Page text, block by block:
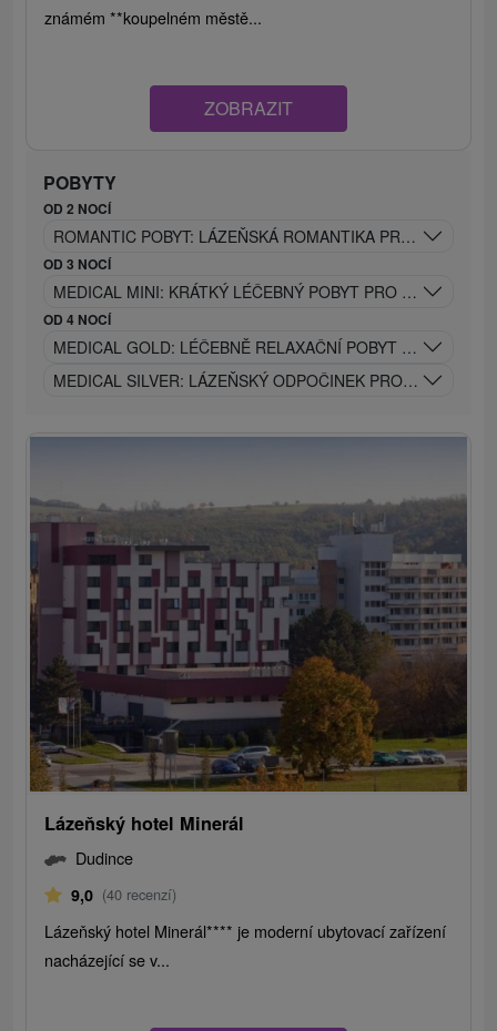
známém **koupelném městě...
ZOBRAZIT
POBYTY
OD 2 NOCÍ
ROMANTIC POBYT: LÁZEŇSKÁ ROMANTIKA PRO DVA
OD 3 NOCÍ
MEDICAL MINI: KRÁTKÝ LÉČEBNÝ POBYT PRO VELKOU
OD 4 NOCÍ
MEDICAL GOLD: LÉČEBNĚ RELAXAČNÍ POBYT PRO TĚLO I
MEDICAL SILVER: LÁZEŇSKÝ ODPOČINEK PRO ZDRAVĚJŠÍ
Lázeňský hotel Minerál
Dudince
9,0 (40 recenzí)
Lázeňský hotel Minerál**** je moderní ubytovací zařízení
nacházející se v...